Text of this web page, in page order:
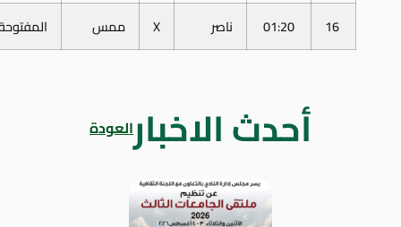
ناصر X ممس
أحدث الاخبارالعودة